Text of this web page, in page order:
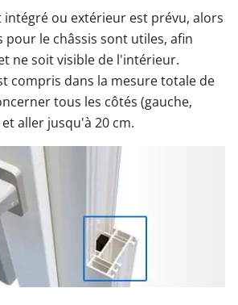
ou extérieur est prévu, alors
pour le châssis sont utiles, afin
ne soit visible de l'intérieur.
compris dans la mesure totale de
tous les côtés (gauche,
aller jusqu'à 20 cm.